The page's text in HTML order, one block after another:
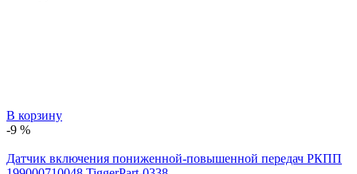
В корзину
-9 %
Датчик включения пониженной-повышенной передач РКПП